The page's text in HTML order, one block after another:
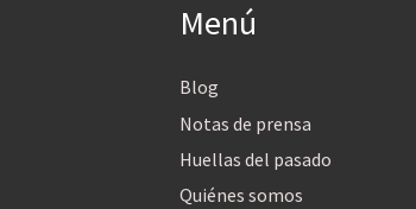
Menú
Blog
Notas de prensa
Huellas del pasado
Quiénes somos